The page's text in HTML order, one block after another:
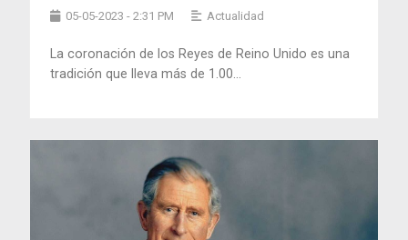
05-05-2023 - 2:31 PM Actualidad
La coronación de los Reyes de Reino Unido es una
tradición que lleva más de 1.00...